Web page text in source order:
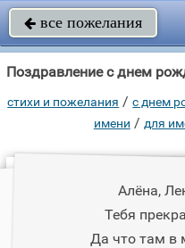
 все пожелания
стихи и пожелания /c днем
имени / для
Алёна,
Тебя
Да что там в